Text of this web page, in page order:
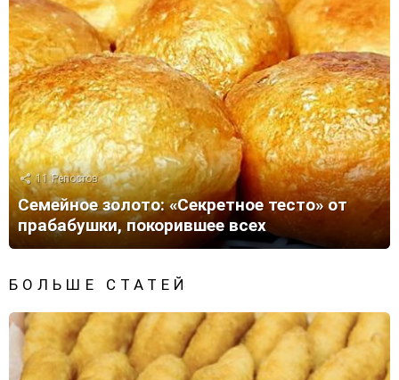
11 Репостов
Семейное золото: «Секретное тесто» от
прабабушки, покорившее всех
БОЛЬШЕ СТАТЕЙ